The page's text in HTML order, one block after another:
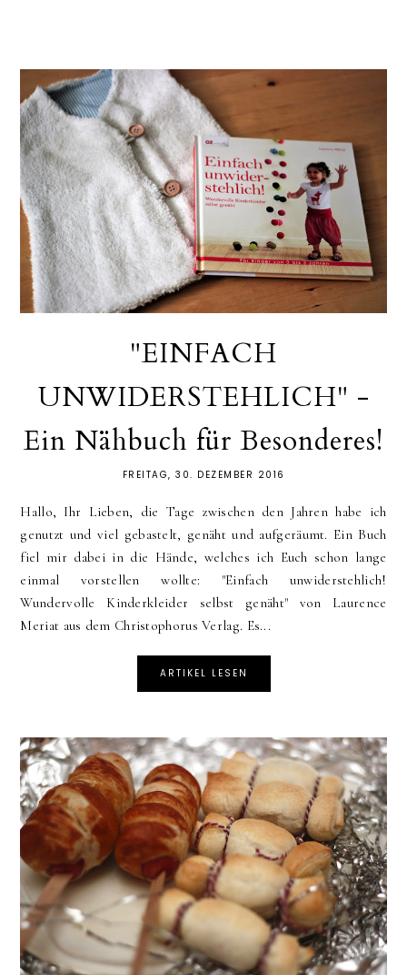
"EINFACH
UNWIDERSTEHLICH" -
Ein Nähbuch für Besonderes!
FREITAG, 30. DEZEMBER 2016
Hallo, Ihr Lieben, die Tage zwischen den Jahren habe ich
genutzt und viel gebastelt, genäht und aufgeräumt. Ein Buch
fiel mir dabei in die Hände, welches ich Euch schon lange
einmal vorstellen wollte: "Einfach unwiderstehlich!
Wundervolle Kinderkleider selbst genäht" von Laurence
Meriat aus dem Christophorus Verlag. Es...
ARTIKEL LESEN